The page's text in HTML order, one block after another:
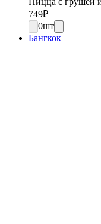
749₽
0шт
Бангкок